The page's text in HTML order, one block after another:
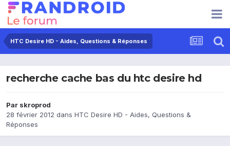
HTC Desire HD - Aides, Questions & Réponses
recherche cache bas du htc desire hd
Par skroprod
28 février 2012 dans HTC Desire HD - Aides, Questions &
Réponses